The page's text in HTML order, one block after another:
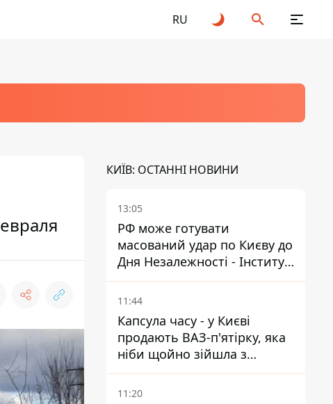
RU
КИЇВ: ОСТАННІ НОВИНИ
13:05
РФ може готувати
масований удар по Києву до
Дня Незалежності - Інститут
вивчення війни
11:44
Капсула часу - у Києві
продають ВАЗ-п'ятірку, яка
ніби щойно зійшла з
конвейєра
11:20